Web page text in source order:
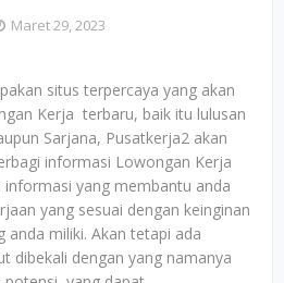
Maret 29, 2023
situs terpercaya yang akan
Kerja terbaru, baik itu lulusan
Sarjana, Pusatkerja2 akan
informasi Lowongan Kerja
yang membantu anda
yang sesuai dengan keinginan
anda miliki. Akan tetapi ada
dibekali dengan yang namanya